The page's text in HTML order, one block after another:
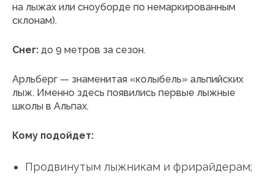
на лыжах или сноуборде по немаркированным
склонам).
Снег: до 9 метров за сезон.
Арльберг — знаменитая «колыбель» альпийских
лыж. Именно здесь появились первые лыжные
школы в Альпах.
Кому подойдет:
Продвинутым лыжникам и фрирайдерам;